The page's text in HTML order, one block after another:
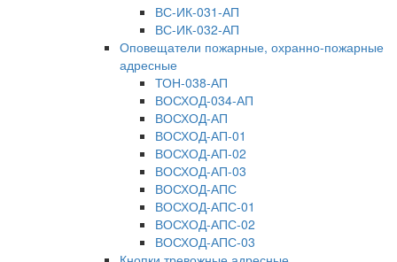
ВС-ИК-031-АП
ВС-ИК-032-АП
Оповещатели пожарные, охранно-пожарные
адресные
ТОН-038-АП
ВОСХОД-034-АП
ВОСХОД-АП
ВОСХОД-АП-01
ВОСХОД-АП-02
ВОСХОД-АП-03
ВОСХОД-АПС
ВОСХОД-АПС-01
ВОСХОД-АПС-02
ВОСХОД-АПС-03